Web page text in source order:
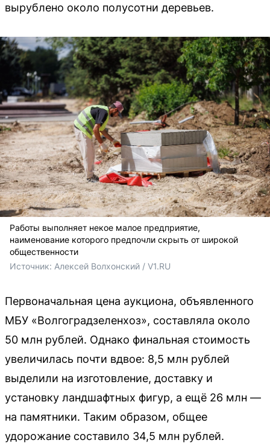
вырублено около полусотни деревьев.
Работы выполняет некое малое предприятие,
наименование которого предпочли скрыть от широкой
общественности
Источник: Алексей Волхонский / V1.RU
Первоначальная цена аукциона, объявленного
МБУ «Волгоградзеленхоз», составляла около
50 млн рублей. Однако финальная стоимость
увеличилась почти вдвое: 8,5 млн рублей
выделили на изготовление, доставку и
установку ландшафтных фигур, а ещё 26 млн —
на памятники. Таким образом, общее
удорожание составило 34,5 млн рублей.